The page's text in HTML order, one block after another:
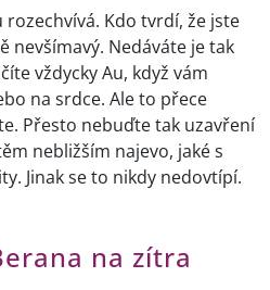
rozechvívá. Kdo tvrdí, že jste
nevšímavý. Nedáváte je tak
vždycky Au, když vám
na srdce. Ale to přece
Přesto nebuďte tak uzavření
nebližším najevo, jaké s
Jinak se to nikdy nedovtípí.
na zítra